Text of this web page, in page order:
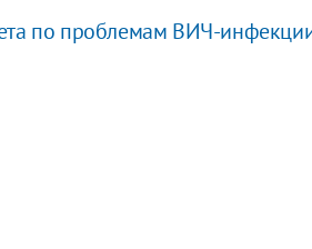
по проблемам ВИЧ-